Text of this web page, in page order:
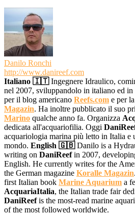
Danilo Ronchi
http://www.danireef.com
Italiano 🇮🇹Ingegnere Idraulico,
nel 2007, sviluppandolo in italiano ed
per il blog americano Reefs.com e per
Magazin. Ha inoltre pubblicato il suo
Marino qualche anno fa. Organizza
dedicata all'acquariofilia. Oggi
acquariologia marina più letto in Italia e
mondo. English 🇬🇧Danilo is a
writing on DaniReefin 2007,
English. He currently writes for the
the German magazine Koralle Magazin
first Italian book Marine Aquarium a
AcquariaItalia, the Italian trade fair
DaniReefis the most-read marine
of the most followed worldwide.